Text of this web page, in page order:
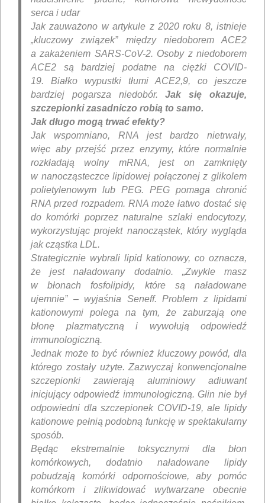
serca i udar
Jak zauważono w artykule z 2020 roku 8, istnieje
„kluczowy związek” między niedoborem ACE2
a zakażeniem SARS-CoV-2. Osoby z niedoborem
ACE2 są bardziej podatne na ciężki COVID-
19. Białko wypustki tłumi ACE2,9, co jeszcze
bardziej pogarsza niedobór.Jak się okazuje,
szczepionki zasadniczo robią to samo.
Jak długo mogą trwać efekty?
Jak wspomniano, RNA jest bardzo nietrwały,
więc aby przejść przez enzymy, które normalnie
rozkładają wolny mRNA, jest on zamknięty
w nanocząsteczce lipidowej połączonej z glikolem
polietylenowym lub PEG. PEG pomaga chronić
RNA przed rozpadem. RNA może łatwo dostać się
do komórki poprzez naturalne szlaki endocytozy,
wykorzystując projekt nanocząstek, który wygląda
jak cząstka LDL.
Strategicznie wybrali lipid kationowy, co oznacza,
że ​​jest naładowany dodatnio. „Zwykle masz
w błonach fosfolipidy, które są naładowane
ujemnie” – wyjaśnia Seneff. Problem z lipidami
kationowymi polega na tym, że zaburzają one
błonę plazmatyczną i wywołują odpowiedź
immunologiczną.
Jednak może to być również kluczowy powód, dla
którego zostały użyte. Zazwyczaj konwencjonalne
szczepionki zawierają aluminiowy adiuwant
inicjujący odpowiedź immunologiczną. Glin nie był
odpowiedni dla szczepionek COVID-19, ale lipidy
kationowe pełnią podobną funkcję w spektakularny
sposób.
Będąc ekstremalnie toksycznymi dla błon
komórkowych, dodatnio naładowane lipidy
pobudzają komórki odpornościowe, aby pomóc
komórkom i zlikwidować wytwarzane obecnie